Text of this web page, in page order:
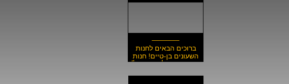
_______
ברוכים הבאים לחנות
השעונים בן-טיים! חנות
השעונים הזולה בישראל!